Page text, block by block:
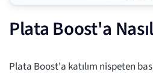
Plata Boost'a
Plata Boost'a katılım nispeten